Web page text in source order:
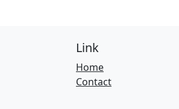
Link
Home
Contact